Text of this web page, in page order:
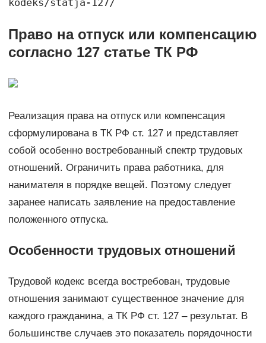
kodeks/statja-127/
Право на отпуск или компенсацию
согласно 127 статье ТК РФ
Реализация права на отпуск или компенсация
сформулирована в ТК РФ ст. 127 и представляет
собой особенно востребованный спектр трудовых
отношений. Ограничить права работника, для
нанимателя в порядке вещей. Поэтому следует
заранее написать заявление на предоставление
положенного отпуска.
Особенности трудовых отношений
Трудовой кодекс всегда востребован, трудовые
отношения занимают существенное значение для
каждого гражданина, а ТК РФ ст. 127 – результат. В
большинстве случаев это показатель порядочности